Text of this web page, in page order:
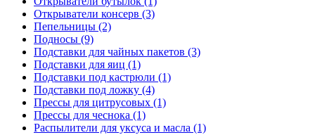
Открыватели консерв (3)
Пепельницы (2)
Подносы (9)
Подставки для чайных пакетов (3)
Подставки для яиц (1)
Подставки под кастрюли (1)
Подставки под ложку (4)
Прессы для цитрусовых (1)
Прессы для чеснока (1)
Распылители для уксуса и масла (1)